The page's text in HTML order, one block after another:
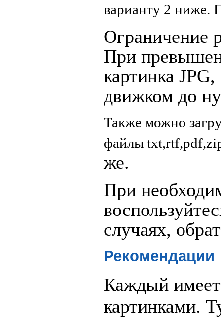
варианту 2 ниже.
Ограничение
При
картинка
движком до
Также можно
файлы
же.
При
случаях,
Рекомендации
Каждый имеет
картинками.